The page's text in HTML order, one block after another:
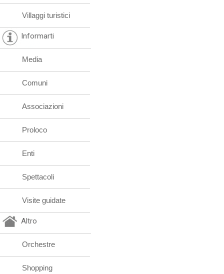
Villaggi turistici
Informarti
Media
Comuni
Associazioni
Proloco
Enti
Spettacoli
Visite guidate
Altro
Orchestre
Shopping